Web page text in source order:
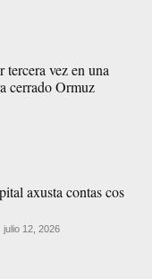
vez en una
cerrado Ormuz
axusta contas cos
julio 12, 2026